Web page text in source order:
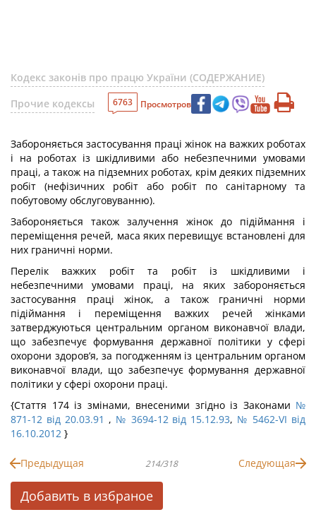
Кодекс законів про працю України (СОДЕРЖАНИЕ)
Прочие кодексы
6763 Просмотров
Забороняється застосування праці жінок на важких роботах
і на роботах із шкідливими або небезпечними умовами
праці, а також на підземних роботах, крім деяких підземних
робіт (нефізичних робіт або робіт по санітарному та
побутовому обслуговуванню).
Забороняється також залучення жінок до підіймання і
переміщення речей, маса яких перевищує встановлені для
них граничні норми.
Перелік важких робіт та робіт із шкідливими і
небезпечними умовами праці, на яких забороняється
застосування праці жінок, а також граничні норми
підіймання і переміщення важких речей жінками
затверджуються центральним органом виконавчої влади,
що забезпечує формування державної політики у сфері
охорони здоров’я, за погодженням із центральним органом
виконавчої влади, що забезпечує формування державної
політики у сфері охорони праці.
{Стаття 174 із змінами, внесеними згідно із Законами №
871-12 від 20.03.91 , № 3694-12 від 15.12.93, № 5462-VI від
16.10.2012 }
Предыдущая 214/318 Следующая
Добавить в избраное